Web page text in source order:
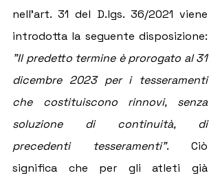
nell'art. 31 del D.lgs. 36/2021 viene
"Il predetto termine è prorogato al 31
dicembre 2023 per i tesseramenti
che costituiscono rinnovi, senza
soluzione di continuità, di
precedenti tesseramenti". Ciò
significa che per gli atleti già